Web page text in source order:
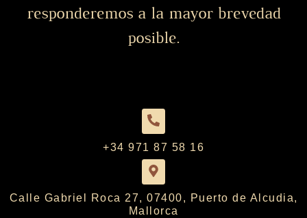
responderemos a la mayor brevedad
posible.
+34 971 87 58 16
Calle Gabriel Roca 27, 07400, Puerto de Alcudia,
Mallorca